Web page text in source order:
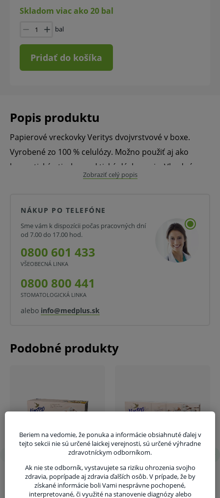
Skladom viac ako 20 bal
bal
Pridať do košíka
Popis produktu
Papierové vreckovky Veritys dvojvrstvové v boxe.
Vyrobené zo 100 % celulózy. Možno použiť aj ako
kozmetické utierky, praktické dávkovanie. Vhodné
napr. do ambulancií, kancelárií, hotelov, reštaurácií,
Rozmer 20 x 20 cm.
Balenie:
V balení 150 ks.
V kartóne 15 bal.
V prípade porušenia zapečateného obalu tohto
hygienických dôvodov možné odstúpiť od kúpnej
Zobraziť celý popis
NÁKUP PO TELEFÓNE
Sme vám k dispozícii počas pracovných dní
od 7.00 do 17.00 hod.
0800 601 433
VŠEOBECNÁ LINKA
0800 800 441
STOMATOLOGICKÁ LINKA
alebo info@medplus.sk
Beriem na vedomie, že ponuka a informácie obsiahnuté ďalej v
tejto sekcii nie sú určené laickej verejnosti, sú určené výhradne
zdravotníckym odborníkom.
Ak nie ste odborník, vystavujete sa riziku ohrozenia svojho
zdravia, poprípade aj zdravia ďalších osôb. V prípade, že by
získané informácie boli Vami nesprávne pochopené,
interpretované, či využité na stanovenie diagnózy alebo